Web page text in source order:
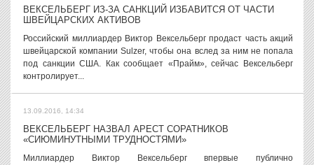
ВЕКСЕЛЬБЕРГ ИЗ-ЗА САНКЦИЙ ИЗБАВИТСЯ ОТ ЧАСТИ
ШВЕЙЦАРСКИХ АКТИВОВ
Российский миллиардер Виктор Вексельберг продаст часть акций
швейцарской компании Sulzer, чтобы она вслед за ним не попала
под санкции США. Как сообщает «Прайм», сейчас Вексельберг
контролирует...
13.09.2016, 14:34
ВЕКСЕЛЬБЕРГ НАЗВАЛ АРЕСТ СОРАТНИКОВ
«СИЮМИНУТНЫМИ ТРУДНОСТЯМИ»
Миллиардер Виктор Вексельберг впервые публично